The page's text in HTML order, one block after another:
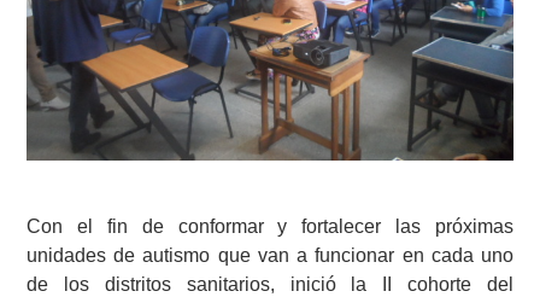
Con el fin de conformar y fortalecer las próximas
unidades de autismo que van a funcionar en cada uno
de los distritos sanitarios, inició la II cohorte del